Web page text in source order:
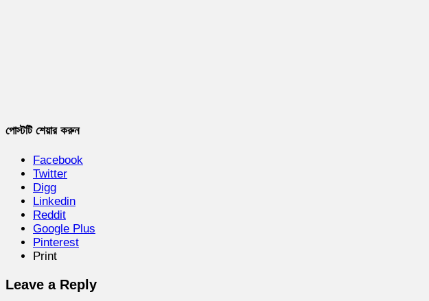
পোস্টটি শেয়ার করুন
Facebook
Twitter
Digg
Linkedin
Reddit
Google Plus
Pinterest
Print
Leave a Reply